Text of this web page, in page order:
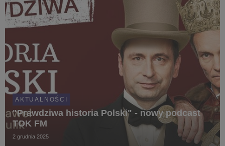
AKTUALNOŚCI
"Prawdziwa historia Polski" - nowy podcast
TOK FM
2 grudnia 2025